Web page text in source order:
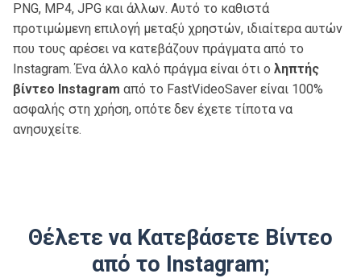
PNG, MP4, JPG και άλλων. Αυτό το καθιστά
προτιμώμενη επιλογή μεταξύ χρηστών, ιδιαίτερα αυτών
που τους αρέσει να κατεβάζουν πράγματα από το
Instagram. Ένα άλλο καλό πράγμα είναι ότι ο ληπτής
βίντεο Instagram από το FastVideoSaver είναι 100%
ασφαλής στη χρήση, οπότε δεν έχετε τίποτα να
ανησυχείτε.
Θέλετε να Κατεβάσετε Βίντεο
από το Instagram;